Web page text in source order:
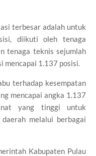
terbesar adalah untuk
diikuti oleh tenaga
tenaga teknis sejumlah
mencapai 1.137 posisi.
terhadap kesempatan
mencapai angka 1.137
yang tinggi untuk
melalui berbagai
Kabupaten Pulau